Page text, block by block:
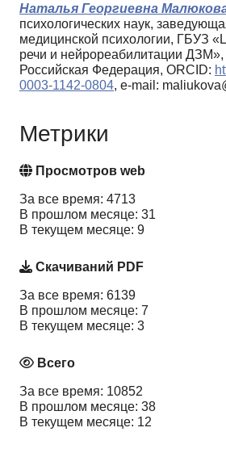
Наталья Георгиевна
психологических наук,
медицинской психологии, ГБУЗ
речи и нейрореабилитации
Российская Федерация, ORCID:
0003-1142-0804, e-mail:
Метрики
Просмотров web
За все время: 4713
В прошлом месяце: 31
В текущем месяце: 9
Скачиваний PDF
За все время: 6139
В прошлом месяце: 7
В текущем месяце: 3
Всего
За все время: 10852
В прошлом месяце: 38
В текущем месяце: 12